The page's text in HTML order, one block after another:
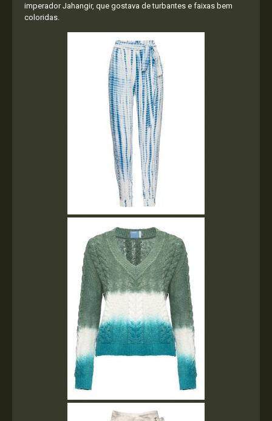
imperador Jahangir, que gostava de turbantes e faixas bem
coloridas.